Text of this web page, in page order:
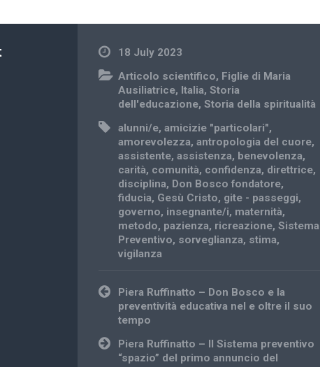
18 July 2023
Articolo scientifico, Figlie di Maria
Ausiliatrice, Italia,Storia
dell'educazione,Storia della spiritualità
alunni/e,amicizie "particolari",
amorevolezza,antropologia del cuore,
assistente,assistenza, benevolenza,
carità, comunità, confidenza, direttrice,
disciplina, Don Bosco fondatore,
fiducia, Gesù Cristo, gite - passeggi,
governo, insegnante/i, maternità,
metodo, pazienza, ricreazione,Sistema
Preventivo, sorveglianza, stima,
vigilanza
Post
navigation
Piera Ruffinatto – Don Bosco e la
preventività educativa nel e oltre il suo
tempo
Piera Ruffinatto – Il Sistema preventivo
“spazio” del primo annuncio del